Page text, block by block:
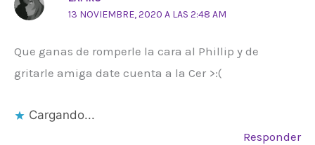
13 NOVIEMBRE, 2020 A LAS 2:48 AM
Que ganas de romperle la cara al Phillip y de
gritarle amiga date cuenta a la Cer >:(
Cargando...
Responder